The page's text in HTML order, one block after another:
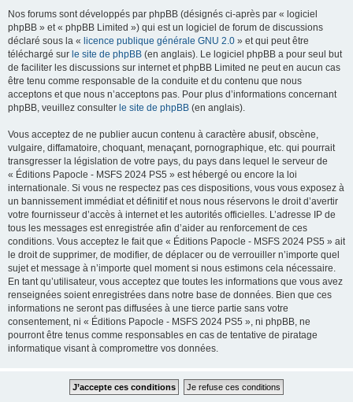
Nos forums sont développés par phpBB (désignés ci-après par « logiciel
phpBB » et « phpBB Limited ») qui est un logiciel de forum de discussions
déclaré sous la « licence publique générale GNU 2.0 » et qui peut être
téléchargé sur le site de phpBB (en anglais). Le logiciel phpBB a pour seul but
de faciliter les discussions sur internet et phpBB Limited ne peut en aucun cas
être tenu comme responsable de la conduite et du contenu que nous
acceptons et que nous n’acceptons pas. Pour plus d’informations concernant
phpBB, veuillez consulter le site de phpBB (en anglais).
Vous acceptez de ne publier aucun contenu à caractère abusif, obscène,
vulgaire, diffamatoire, choquant, menaçant, pornographique, etc. qui pourrait
transgresser la législation de votre pays, du pays dans lequel le serveur de
« Éditions Papocle - MSFS 2024 PS5 » est hébergé ou encore la loi
internationale. Si vous ne respectez pas ces dispositions, vous vous exposez à
un bannissement immédiat et définitif et nous nous réservons le droit d’avertir
votre fournisseur d’accès à internet et les autorités officielles. L’adresse IP de
tous les messages est enregistrée afin d’aider au renforcement de ces
conditions. Vous acceptez le fait que « Éditions Papocle - MSFS 2024 PS5 » ait
le droit de supprimer, de modifier, de déplacer ou de verrouiller n’importe quel
sujet et message à n’importe quel moment si nous estimons cela nécessaire.
En tant qu’utilisateur, vous acceptez que toutes les informations que vous avez
renseignées soient enregistrées dans notre base de données. Bien que ces
informations ne seront pas diffusées à une tierce partie sans votre
consentement, ni « Éditions Papocle - MSFS 2024 PS5 », ni phpBB, ne
pourront être tenus comme responsables en cas de tentative de piratage
informatique visant à compromettre vos données.